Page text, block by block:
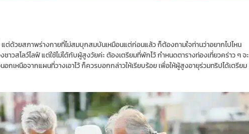
แต่ด้วยสภาพร่างกายที่ไม่สมบุกสมบันเหมือนแต่ก่อนแล้ว ก็ต้องถามใจท่านว่าอยากไปไหน
ชาวสโลว์ไลฟ์ แต่ใช้ไม่ได้กับผู้สูงวัยค่ะ ต้องเตรียมที่พักไว้ กำหนดตารางท่องเที่ยวคร่าว ๆ จะ
อกเหนือจากแผนที่วางเอาไว้ ก็ควรบอกกล่าวให้เรียบร้อย เพื่อให้ผู้สูงอายุร่วมทริปได้เตรียม